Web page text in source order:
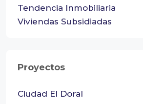
Tendencia Inmobiliaria
Viviendas Subsidiadas
Proyectos
Ciudad El Doral